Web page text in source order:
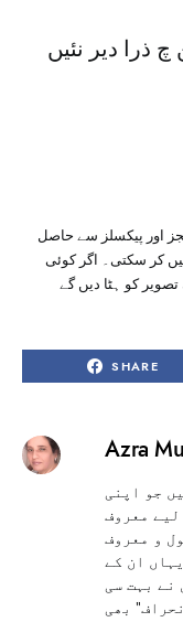
ذرا دیر نئیں
اور پیکسلز سے حاصل
کر سکتی۔ اگر کوئی
کو ہٹا دیں گے
SHARE
Azra
جو اپنی
معروف
و معروف
ان کے
نے بہت سی
بھی